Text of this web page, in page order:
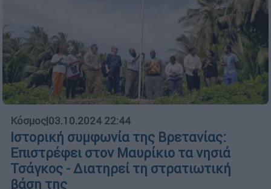
Κόσμος|03.10.2024 22:44
Ιστορική συμφωνία της Βρετανίας:
Επιστρέφει στον Μαυρίκιο τα νησιά
Τσάγκος - Διατηρεί τη στρατιωτική
βάση της